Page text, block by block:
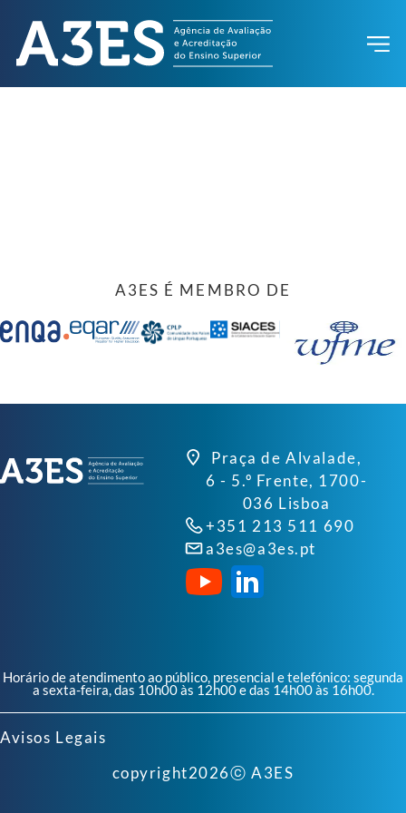
A3ES É MEMBRO DE
Praça de Alvalade,
6 - 5.º Frente, 1700-
036 Lisboa
+351 213 511 690
a3es@a3es.pt
Horário de atendimento ao público, presencial e telefónico: segunda
a sexta-feira, das 10h00 às 12h00 e das 14h00 às 16h00.
Avisos Legais
copyright2026ⓒ A3ES